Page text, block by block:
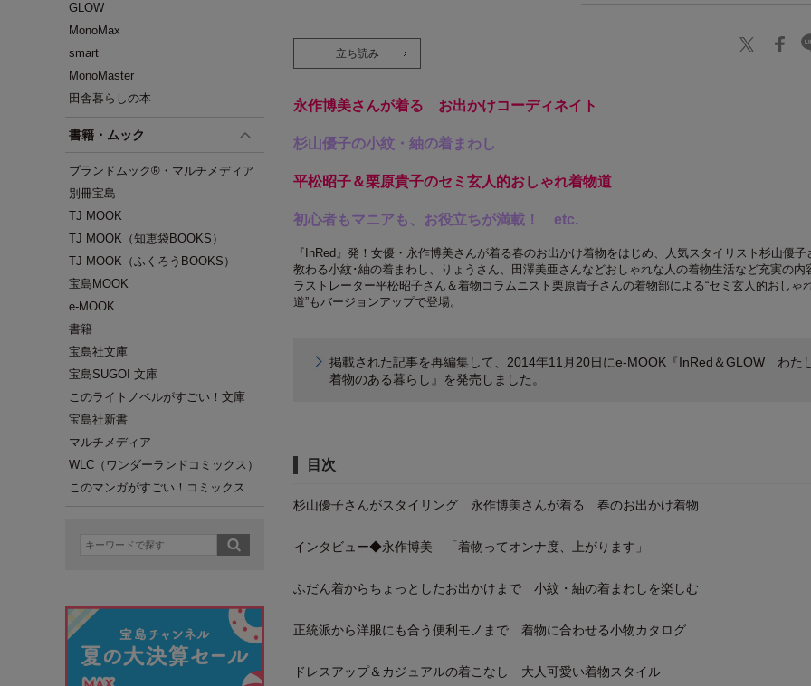
GLOW
MonoMax
smart
MonoMaster
田舎暮らしの本
書籍・ムック
ブランドムック®・マルチメディア
別冊宝島
TJ MOOK
TJ MOOK（知恵袋BOOKS）
TJ MOOK（ふくろうBOOKS）
宝島MOOK
e-MOOK
書籍
宝島社文庫
宝島SUGOI 文庫
このライトノベルがすごい！文庫
宝島社新書
マルチメディア
WLC（ワンダーランドコミックス）
このマンガがすごい！コミックス
立ち読み
永作博美さんが着る お出かけコーディネイト
杉山優子の小紋・紬の着まわし
平松昭子＆栗原貴子のセミ玄人的おしゃれ着物道
初心者もマニアも、お役立ちが満載！ etc.
『InRed』発！女優・永作博美さんが着る春のお出かけ着物をはじめ、人気スタイリスト杉山優子
教わる小紋･紬の着まわし、りょうさん、田澤美亜さんなどおしゃれな人の着物生活など充実の内
ラストレーター平松昭子さん＆着物コラムニスト栗原貴子さんの着物部による“セミ玄人的おしゃ
道”もバージョンアップで登場。
掲載された記事を再編集して、2014年11月20日にe-MOOK『InRed＆GLOW わた
着物のある暮らし』を発売しました。
目次
杉山優子さんがスタイリング 永作博美さんが着る 春のお出かけ着物
インタビュー◆永作博美 「着物ってオンナ度、上がります」
ふだん着からちょっとしたお出かけまで 小紋・紬の着まわしを楽しむ
正統派から洋服にも合う便利モノまで 着物に合わせる小物カタログ
ドレスアップ＆カジュアルの着こなし 大人可愛い着物スタイル